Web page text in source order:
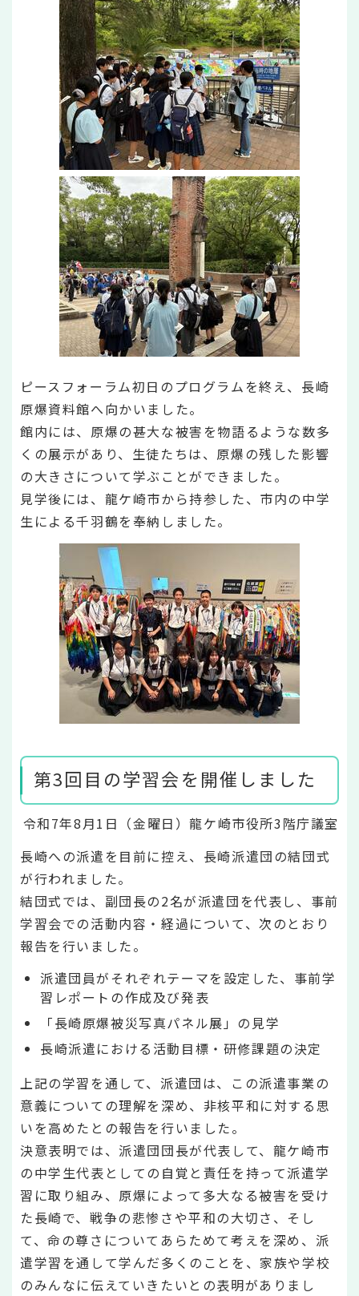
ピースフォーラム初日のプログラムを終え、長崎
原爆資料館へ向かいました。
館内には、原爆の甚大な被害を物語るような数多
くの展示があり、生徒たちは、原爆の残した影響
の大きさについて学ぶことができました。
見学後には、龍ケ崎市から持参した、市内の中学
生による千羽鶴を奉納しました。
第3回目の学習会を開催しました
令和7年8月1日（金曜日）龍ケ崎市役所3階庁議室
長崎への派遣を目前に控え、長崎派遣団の結団式
が行われました。
結団式では、副団長の2名が派遣団を代表し、事前
学習会での活動内容・経過について、次のとおり
報告を行いました。
派遣団員がそれぞれテーマを設定した、事前学
習レポートの作成及び発表
「長崎原爆被災写真パネル展」の見学
長崎派遣における活動目標・研修課題の決定
上記の学習を通して、派遣団は、この派遣事業の
意義についての理解を深め、非核平和に対する思
いを高めたとの報告を行いました。
決意表明では、派遣団団長が代表して、龍ケ崎市
の中学生代表としての自覚と責任を持って派遣学
習に取り組み、原爆によって多大なる被害を受け
た長崎で、戦争の悲惨さや平和の大切さ、そし
て、命の尊さについてあらためて考えを深め、派
遣学習を通して学んだ多くのことを、家族や学校
のみんなに伝えていきたいとの表明がありまし